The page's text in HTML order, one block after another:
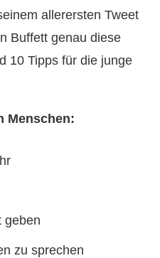
allerersten Tweet
Buffett genau diese
10 Tipps für die junge
Menschen:
geben
zu sprechen